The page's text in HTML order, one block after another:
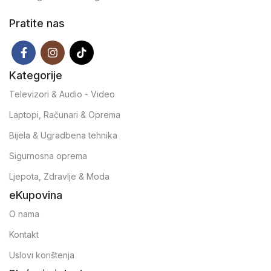
Pratite nas
Kategorije
Televizori & Audio - Video
Laptopi, Računari & Oprema
Bijela & Ugradbena tehnika
Sigurnosna oprema
Ljepota, Zdravlje & Moda
eKupovina
O nama
Kontakt
Uslovi korištenja